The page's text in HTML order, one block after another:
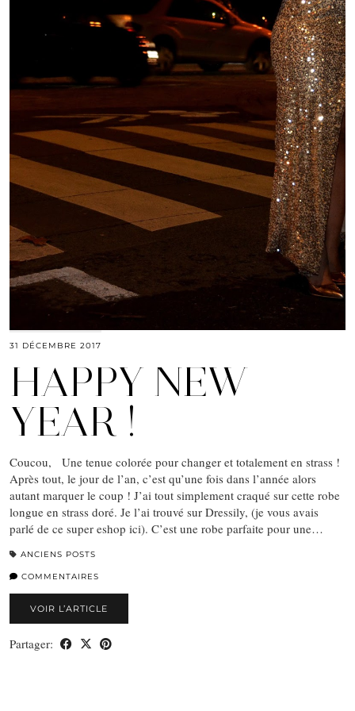
31 DÉCEMBRE 2017
HAPPY NEW
YEAR !
Coucou, Une tenue colorée pour changer et totalement en strass !
Après tout, le jour de l’an, c’est qu’une fois dans l’année alors
autant marquer le coup ! J’ai tout simplement craqué sur cette robe
longue en strass doré. Je l’ai trouvé sur Dressily, (je vous avais
parlé de ce super eshop ici). C’est une robe parfaite pour une…
ANCIENS POSTS
COMMENTAIRES
VOIR L’ARTICLE
Partager: